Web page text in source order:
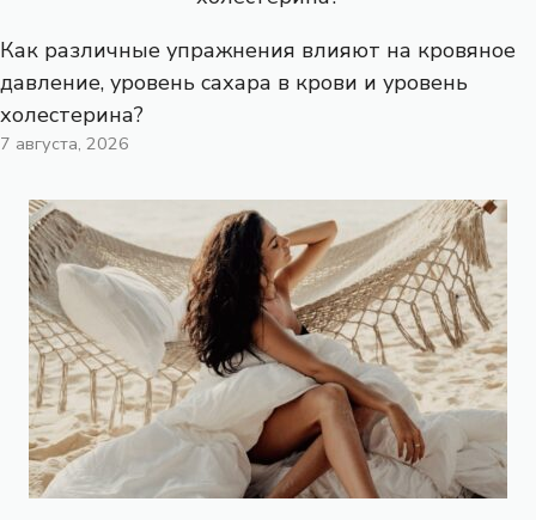
Как различные упражнения влияют на кровяное
давление, уровень сахара в крови и уровень
холестерина?
7 августа, 2026